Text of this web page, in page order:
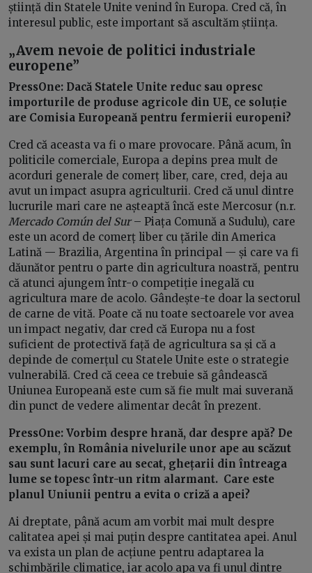
știință din Statele Unite venind în Europa. Cred că, în
interesul public, este important să ascultăm știința.
„Avem nevoie de politici industriale
europene”
PressOne: Dacă Statele Unite reduc sau opresc
importurile de produse agricole din UE, ce soluție
are Comisia Europeană pentru fermierii europeni?
Cred că aceasta va fi o mare provocare. Până acum, în
politicile comerciale, Europa a depins prea mult de
acorduri generale de comerț liber, care, cred, deja au
avut un impact asupra agriculturii. Cred că unul dintre
lucrurile mari care ne așteaptă încă este Mercosur (n.r.
Mercado Común del Sur– Piața Comună a Sudulu), care
este un acord de comerț liber cu țările din America
Latină — Brazilia, Argentina în principal — și care va fi
dăunător pentru o parte din agricultura noastră, pentru
că atunci ajungem într-o competiție inegală cu
agricultura mare de acolo. Gândește-te doar la sectorul
de carne de vită. Poate că nu toate sectoarele vor avea
un impact negativ, dar cred că Europa nu a fost
suficient de protectivă față de agricultura sa și că a
depinde de comerțul cu Statele Unite este o strategie
vulnerabilă. Cred că ceea ce trebuie să gândească
Uniunea Europeană este cum să fie mult mai suverană
din punct de vedere alimentar decât în prezent.
PressOne: Vorbim despre hrană, dar despre apă? De
exemplu, în România nivelurile unor ape au scăzut
sau sunt lacuri care au secat, ghețarii din întreaga
lume se topesc într-un ritm alarmant. Care este
planul Uniunii pentru a evita o criză a apei?
Ai dreptate, până acum am vorbit mai mult despre
calitatea apei și mai puțin despre cantitatea apei. Anul
va exista un plan de acțiune pentru adaptarea la
schimbările climatice, iar acolo apa va fi unul dintre